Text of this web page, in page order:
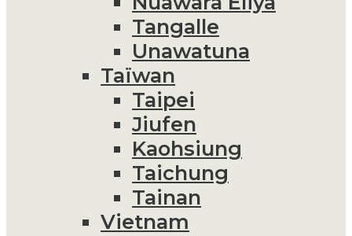
Tangalle
Unawatuna
Taïwan
Taipei
Jiufen
Kaohsiung
Taichung
Tainan
Vietnam